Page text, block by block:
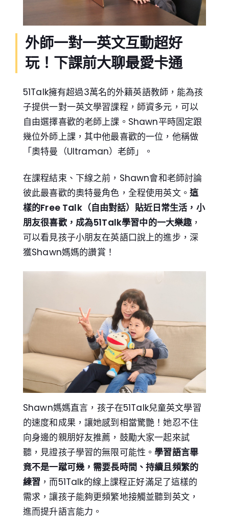
外師一對一英文互動超好
玩！下課前大聊最愛卡通
51Talk擁有超過3萬名的外籍英語教師，能為孩
子提供一對一英文學習課程，師資多元，可以
自由選擇喜歡的老師上課。Shawn平時固定跟
幾位外師上課，其中他最喜歡的一位，他稱做
「奧特曼（Ultraman）老師」。
在課程結束、下線之前，Shawn會和老師討論
彼此最喜歡的奧特曼角色，全程使用英文。 這
樣的Free Talk（自由對話）貼近日常生活，小
朋友很喜歡，成為51Talk學習中的一大樂趣，
可以看見孩子小朋友在英語口說上的進步，深
獲Shawn媽媽的讚賞！
Shawn媽媽直言，孩子在51Talk兒童英文學習
的速度和成果，讓她感到相當驚艷！她忍不住
向身邊的親朋好友推薦，鼓勵大家一起來試
聽，見證孩子學習的無限可能性。學習語言畢
竟不是一蹴可幾，需要長時間、持續且頻繁的
練習 ，而51Talk的線上課程正好滿足了這樣的
需求，讓孩子能夠更頻繁地接觸並聽到英文，
進而提升語言能力。